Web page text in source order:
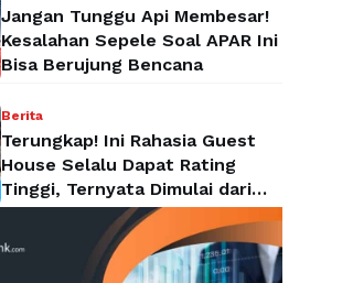
Jangan Tunggu Api Membesar!
Kesalahan Sepele Soal APAR Ini
Bisa Berujung Bencana
Berita
Terungkap! Ini Rahasia Guest
House Selalu Dapat Rating
Tinggi, Ternyata Dimulai dari
Housekeeping